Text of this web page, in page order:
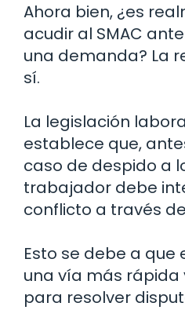
Ahora bien, ¿es
acudir al SMAC
una demanda? La
sí.
La legislación
establece que,
caso de despido a
trabajador debe
conflicto a través
Esto se debe a que
una vía más
para resolver